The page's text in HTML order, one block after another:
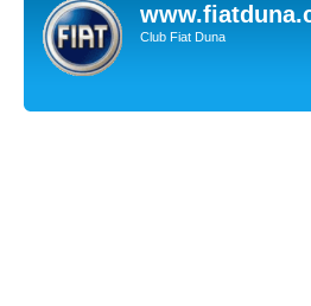
Club Fiat Duna